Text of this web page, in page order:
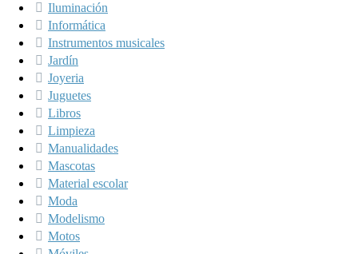
Iluminación
Informática
Instrumentos musicales
Jardín
Joyeria
Juguetes
Libros
Limpieza
Manualidades
Mascotas
Material escolar
Moda
Modelismo
Motos